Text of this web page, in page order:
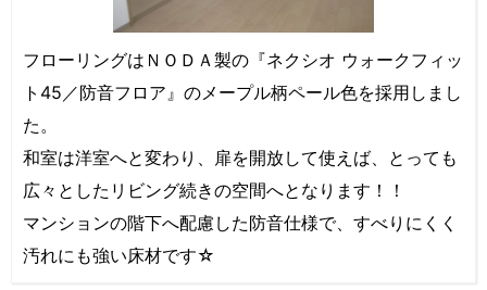
フローリングはＮＯＤＡ製の『ネクシオ ウォークフィッ
ト45／防音フロア』のメープル柄ペール色を採用しまし
た。
和室は洋室へと変わり、扉を開放して使えば、とっても
広々としたリビング続きの空間へとなります！！
マンションの階下へ配慮した防音仕様で、すべりにくく
汚れにも強い床材です☆